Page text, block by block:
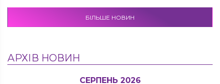
БІЛЬШЕ НОВИН
АРХІВ НОВИН
СЕРПЕНЬ 2026